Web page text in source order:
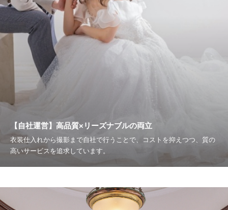
【自社運営】高品質×リーズナブルの両立
衣装仕入れから撮影まで自社で行うことで、コストを抑えつつ、質の
高いサービスを追求しています。